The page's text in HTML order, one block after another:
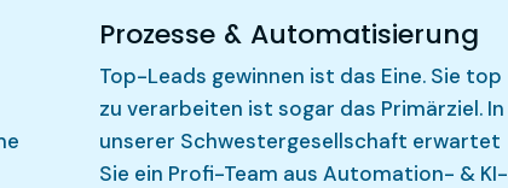
Prozesse & Automatisierung
Top-Leads gewinnen ist das Eine. Sie top
zu verarbeiten ist sogar das Primärziel. In
unserer Schwestergesellschaft erwartet
Sie ein Profi-Team aus Automation- & KI-